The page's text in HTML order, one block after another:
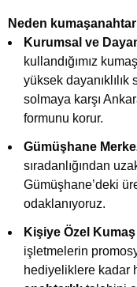
Neden
Kurumsal ve
kullandığımız
yüksek dayanıklılık
solmaya karşı
formunu korur.
Gümüşhane
sıradanlığından
Gümüşhane’deki
odaklanıyoruz.
Kişiye Özel Kumaş
işletmelerin
hediyeliklere kadar